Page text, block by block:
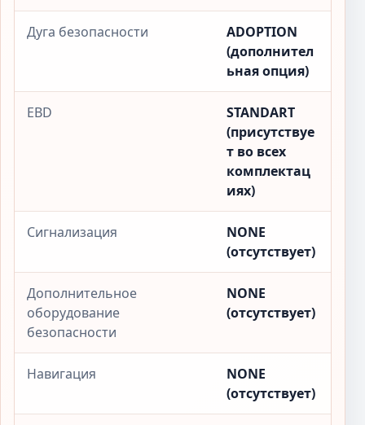
Дуга безопасности
ADOPTION
(дополнител
ьная опция)
EBD
STANDART
(присутствуе
т во всех
комплектац
иях)
Сигнализация
NONE
(отсутствует)
Дополнительное
оборудование
безопасности
NONE
(отсутствует)
Навигация
NONE
(отсутствует)